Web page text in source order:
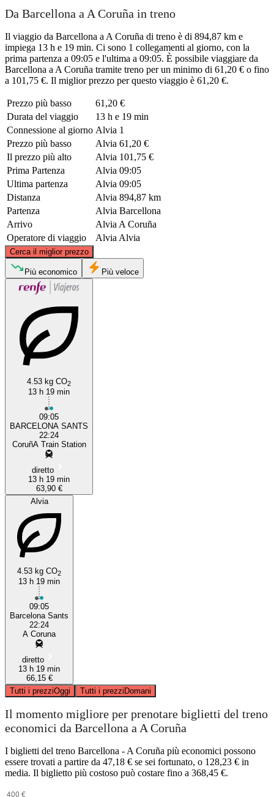
Da Barcellona a A Coruña in treno
Il viaggio da Barcellona a A Coruña di treno è di 894,87 km e
impiega 13 h e 19 min. Ci sono 1 collegamenti al giorno, con la
prima partenza a 09:05 e l'ultima a 09:05. È possibile viaggiare da
Barcellona a A Coruña tramite treno per un minimo di 61,20 € o fino
a 101,75 €. Il miglior prezzo per questo viaggio è 61,20 €.
Prezzo più basso
61,20 €
Durata del viaggio
13 h e 19 min
Connessione al giorno Alvia 1
Prezzo più basso
Alvia 61,20 €
Il prezzo più alto
Alvia 101,75 €
Prima Partenza
Alvia 09:05
Ultima partenza
Alvia 09:05
Distanza
Alvia 894,87 km
Partenza
Alvia Barcellona
Arrivo
Alvia A Coruña
Operatore di viaggio
Alvia Alvia
Cerca il miglior prezzo
©
Più economico Più veloce
4.53 kg CO2
13 h 19 min
09:05
BARCELONA SANTS
22:24
CoruñA Train Station
diretto
13 h 19 min
63,90 €
Alvia
4.53 kg CO2
13 h 19 min
09:05
Barcelona Sants
22:24
A Coruna
diretto
13 h 19 min
66,15 €
Tutti i prezziOggi Tutti i prezziDomani
Il momento migliore per prenotare biglietti del treno
economici da Barcellona a A Coruña
I biglietti del treno Barcellona - A Coruña più economici possono
essere trovati a partire da 47,18 € se sei fortunato, o 128,23 € in
media. Il biglietto più costoso può costare fino a 368,45 €.